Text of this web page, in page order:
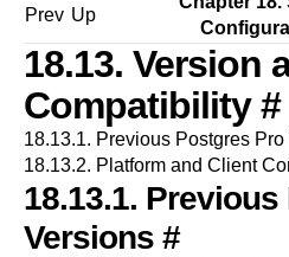
Prev Up
18.13. Version
Compatibility#
18.13.1. Previous Postgres
18.13.2. Platform and Client
18.13.1.
Versions #